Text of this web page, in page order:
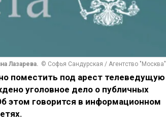
Лазарева. © Софья Сандурская / Агентство "Москва"
поместить под арест телеведущую
уголовное дело о публичных
этом говорится в информационном